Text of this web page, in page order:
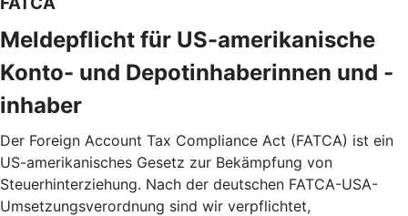
Meldepflicht für US-amerikanische
Konto- und Depotinhaberinnen und -
inhaber
Der Foreign Account Tax Compliance Act (FATCA) ist ein
US-amerikanisches Gesetz zur Bekämpfung von
Steuerhinterziehung. Nach der deutschen FATCA-USA-
Umsetzungsverordnung sind wir verpflichtet,